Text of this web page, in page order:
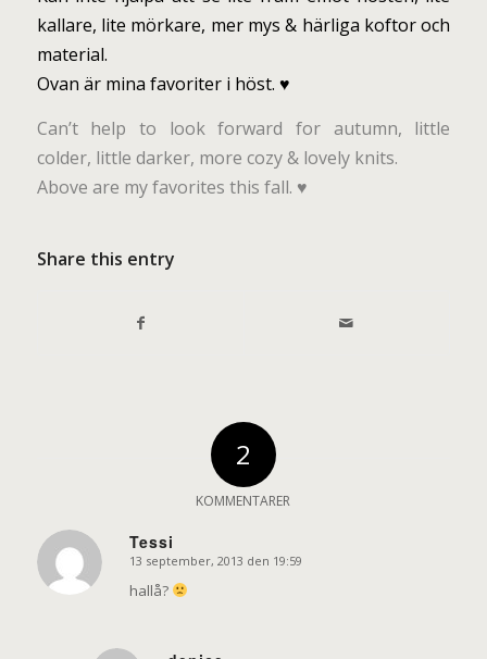
kallare, lite mörkare, mer mys & härliga koftor och
material.
Ovan är mina favoriter i höst. ♥
Can’t help to look forward for autumn, little
colder, little darker, more cozy & lovely knits.
Above are my favorites this fall. ♥
Share this entry
2
KOMMENTARER
Tessi
says:
13 september, 2013 den 19:59
hallå?